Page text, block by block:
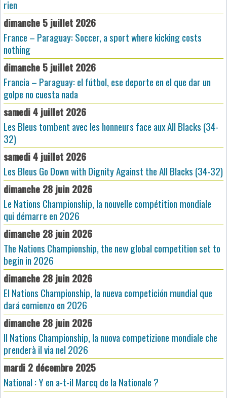
rien
dimanche 5 juillet 2026
France – Paraguay: Soccer, a sport where kicking costs
nothing
dimanche 5 juillet 2026
Francia – Paraguay: el fútbol, ese deporte en el que dar un
golpe no cuesta nada
samedi 4 juillet 2026
Les Bleus tombent avec les honneurs face aux All Blacks (34-
32)
samedi 4 juillet 2026
Les Bleus Go Down with Dignity Against the All Blacks (34-32)
dimanche 28 juin 2026
Le Nations Championship, la nouvelle compétition mondiale
qui démarre en 2026
dimanche 28 juin 2026
The Nations Championship, the new global competition set to
begin in 2026
dimanche 28 juin 2026
El Nations Championship, la nueva competición mundial que
dará comienzo en 2026
dimanche 28 juin 2026
Il Nations Championship, la nuova competizione mondiale che
prenderà il via nel 2026
mardi 2 décembre 2025
National : Y en a-t-il Marcq de la Nationale ?